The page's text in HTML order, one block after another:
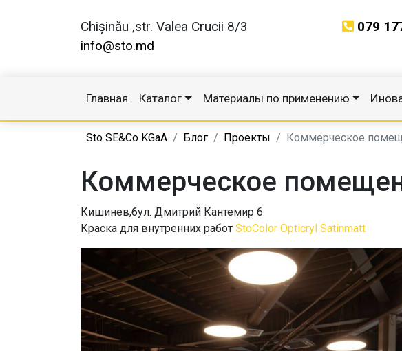
Chișinău ,str. Valea Crucii 8/3
info@sto.md
079
Главная Каталог Материалы по применению
Sto SE&Co KGaA Блог Проекты Коммерческое
Коммерческое
Кишинев,бул. Дмитрий Кантемир 6
Краска для внутренних работ StoColor Opticryl Satinmatt